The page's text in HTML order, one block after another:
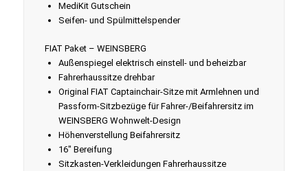
MediKit Gutschein
Seifen- und Spülmittelspender
FIAT Paket – WEINSBERG
Außenspiegel elektrisch einstell- und beheizbar
Fahrerhaussitze drehbar
Original FIAT Captainchair-Sitze mit Armlehnen und
Passform-Sitzbezüge für Fahrer-/Beifahrersitz im
WEINSBERG Wohnwelt-Design
Höhenverstellung Beifahrersitz
16" Bereifung
Sitzkasten-Verkleidungen Fahrerhaussitze